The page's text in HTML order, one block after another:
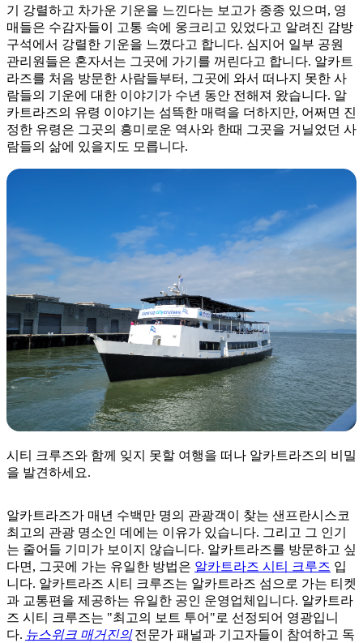
기 강렬하고 차가운 기운을 느낀다는 보고가 종종 있으며, 영
매들은 수감자들이 고통 속에 웅크리고 있었다고 알려진 감방
구석에서 강렬한 기운을 느꼈다고 합니다. 심지어 일부 공원
관리원들은 혼자서는 그곳에 가기를 꺼린다고 합니다. 알카트
라즈를 처음 방문한 사람들부터, 그곳에 와서 떠나지 못한 사
람들의 기운에 대한 이야기가 수년 동안 전해져 왔습니다. 알
카트라즈의 유령 이야기는 섬뜩한 매력을 더하지만, 어쩌면 진
정한 유령은 그곳의 흥미로운 역사와 한때 그곳을 거닐었던 사
람들의 삶에 있을지도 모릅니다.
시티 크루즈와 함께 잊지 못할 여행을 떠나 알카트라즈의 비밀
을 발견하세요.
알카트라즈가 매년 수백만 명의 관광객이 찾는 샌프란시스코
최고의 관광 명소인 데에는 이유가 있습니다. 그리고 그 인기
는 줄어들 기미가 보이지 않습니다. 알카트라즈를 방문하고 싶
다면, 그곳에 가는 유일한 방법은 알카트라즈 시티 크루즈 입
니다. 알카트라즈 시티 크루즈는 알카트라즈 섬으로 가는 티켓
과 교통편을 제공하는 유일한 공인 운영업체입니다. 알카트라
즈 시티 크루즈는 "최고의 보트 투어"로 선정되어 영광입니
다. 뉴스위크 매거진의 전문가 패널과 기고자들이 참여하고 독